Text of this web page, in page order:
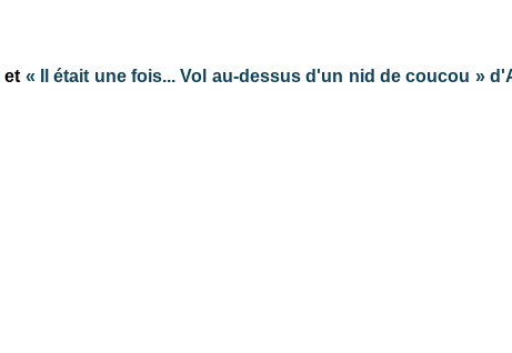
et « Il était une fois... Vol au-dessus d'un nid de coucou »